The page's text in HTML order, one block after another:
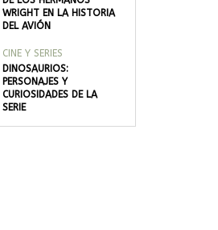
WRIGHT EN LA HISTORIA
DEL AVIÓN
CINE Y SERIES
DINOSAURIOS:
PERSONAJES Y
CURIOSIDADES DE LA
SERIE